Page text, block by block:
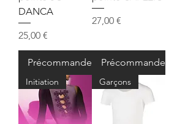
DANCA
Prix
25,00 €
Précommander
Prix
27,00 €
Précommander
Initiation Garçons